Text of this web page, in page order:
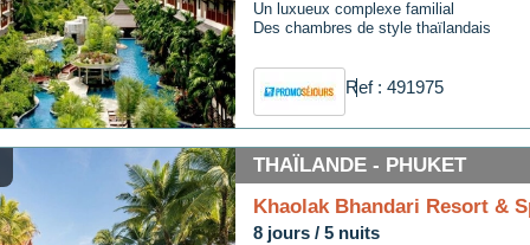
leur histoire au fil des siècles. Pensez à observer attentivement les
cette ancienne capitale.
commencer ? Par le temple Wat Mahathat, où vous retrouverez la
le Wohan Phra Mongkhon Bophit qui abrite une statue de Buddha de 17
temples et des ruines, vous trouverez des musées et des parcs à
servies dans un petit bol.
Un luxueux complexe familial
Des chambres de style thaïlandais
Ref : 491975
THAÏLANDE - PHUKET
Khaolak Bhandari Resort &
8 jours / 5 nuits